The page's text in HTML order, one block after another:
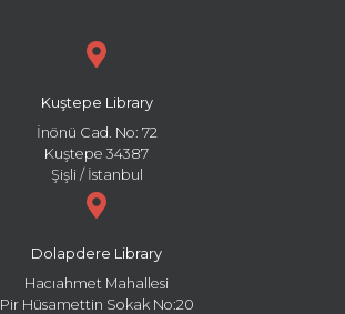
Kuştepe Library
İnönü Cad. No: 72
Kuştepe 34387
Şişli / İstanbul
Dolapdere Library
Hacıahmet Mahallesi
Pir Hüsamettin Sokak No:20